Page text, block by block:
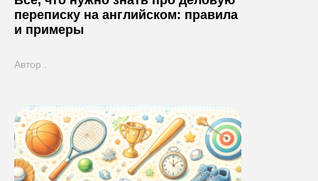
переписку на английском: правила
и примеры
Автор